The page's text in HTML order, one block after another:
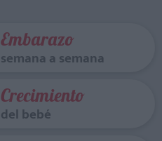
Embarazo
semana a semana
Crecimiento
del bebé